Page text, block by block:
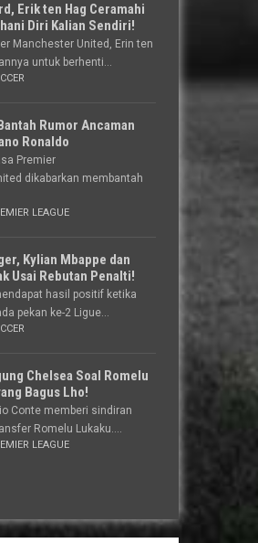
Erik ten Hag Ceramahi
Diri Kalian Sendiri!
Manchester United, Erin ten
untuk berhenti...
Rumor Ancaman
Ronaldo
Premier
dikabarkan membantah
LEAGUE
Kylian Mbappe dan
Usai Rebutan Penalti!
hasil positif ketika
pekan ke-2 Ligue...
Chelsea Soal Romelu
Bagus Lho!
Conte memberi sindiran
Romelu Lukaku....
LEAGUE